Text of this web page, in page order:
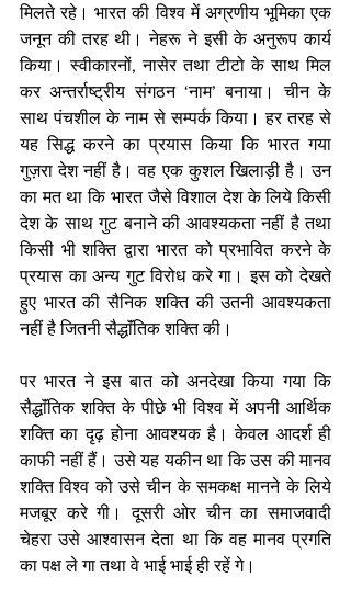
मिलते रहे। भारत की विश्व में अग्रणीय भूमिका एक
जनून की तरह थी। नेहरू ने इसी के अनुरूप कार्य
किया। स्वीकारनों, नासेर तथा टीटो के साथ मिल
कर अन्तर्राष्ट्रीय संगठन ‘नाम’ बनाया। चीन के
साथ पंचशील के नाम से सम्पर्क किया। हर तरह से
यह सिद्ध करने का प्रयास किया कि भारत गया
गुज़रा देश नहीं है। वह एक कुशल खिलाड़ी है। उन
का मत था कि भारत जैसे विशाल देश के लिये किसी
देश के साथ गुट बनाने की आवश्यकता नहीं है तथा
किसी भी शक्ति द्वारा भारत को प्रभावित करने के
प्रयास का अन्य गुट विरोध करे गा। इस को देखते
हुए भारत की सैनिक शक्ति की उतनी आवश्यकता
नहीं है जितनी सैद्धाॅंतिक शक्ति की।
पर भारत ने इस बात को अनदेखा किया गया कि
सैद्धाॅंतिक शक्ति के पीछे भी विश्व में अपनी आर्थिक
शक्ति का दृढ़ होना आवश्यक है। केवल आदर्श ही
काफी नहीं हैं। उसे यह यकीन था कि उस की मानव
शक्ति विश्व को उसे चीन के समकक्ष मानने के लिये
मजबूर करे गी। दूसरी ओर चीन का समाजवादी
चेहरा उसे आश्वासन देता था कि वह मानव प्रगति
का पक्ष ले गा तथा वे भाई भाई ही रहें गे।